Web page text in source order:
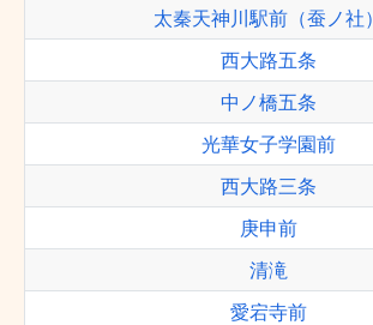
太秦天神川駅前（蚕ノ社）
西大路五条
中ノ橋五条
光華女子学園前
西大路三条
庚申前
清滝
愛宕寺前